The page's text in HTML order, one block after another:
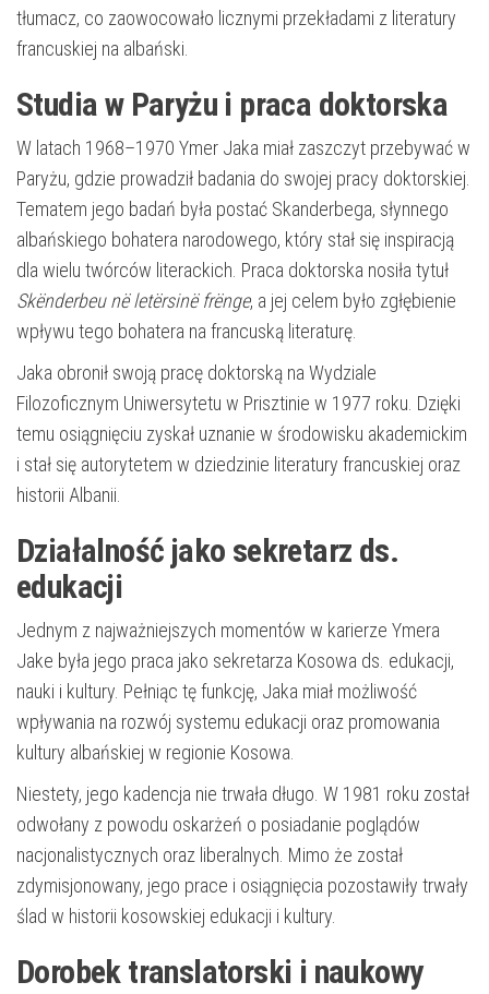
tłumacz, co zaowocowało licznymi przekładami z literatury
francuskiej na albański.
Studia w Paryżu i praca doktorska
W latach 1968–1970 Ymer Jaka miał zaszczyt przebywać w
Paryżu, gdzie prowadził badania do swojej pracy doktorskiej.
Tematem jego badań była postać Skanderbega, słynnego
albańskiego bohatera narodowego, który stał się inspiracją
dla wielu twórców literackich. Praca doktorska nosiła tytuł
Skënderbeu në letërsinë frënge, a jej celem było zgłębienie
wpływu tego bohatera na francuską literaturę.
Jaka obronił swoją pracę doktorską na Wydziale
Filozoficznym Uniwersytetu w Prisztinie w 1977 roku. Dzięki
temu osiągnięciu zyskał uznanie w środowisku akademickim
i stał się autorytetem w dziedzinie literatury francuskiej oraz
historii Albanii.
Działalność jako sekretarz ds.
edukacji
Jednym z najważniejszych momentów w karierze Ymera
Jake była jego praca jako sekretarza Kosowa ds. edukacji,
nauki i kultury. Pełniąc tę funkcję, Jaka miał możliwość
wpływania na rozwój systemu edukacji oraz promowania
kultury albańskiej w regionie Kosowa.
Niestety, jego kadencja nie trwała długo. W 1981 roku został
odwołany z powodu oskarżeń o posiadanie poglądów
nacjonalistycznych oraz liberalnych. Mimo że został
zdymisjonowany, jego prace i osiągnięcia pozostawiły trwały
ślad w historii kosowskiej edukacji i kultury.
Dorobek translatorski i naukowy